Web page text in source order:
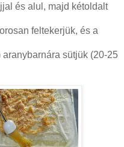
és alul, majd kétoldalt
feltekerjük, és a
sütjük (20-25